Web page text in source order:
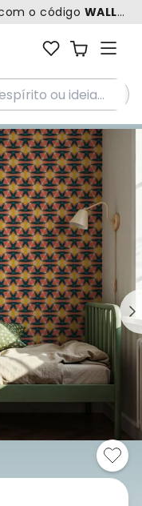
o código WALL20
ou ideia...